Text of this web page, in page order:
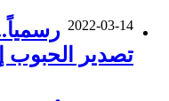
2022-03-14
تصدير الحبوب